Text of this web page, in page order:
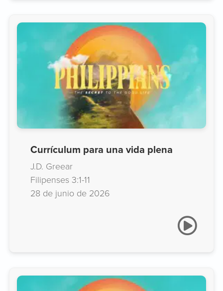
Currículum para una vida plena
J.D. Greear
Filipenses 3:1-11
28 de junio de 2026